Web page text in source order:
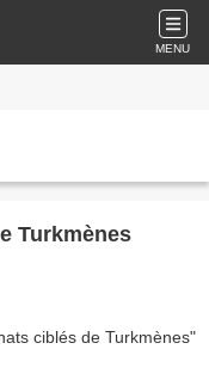
MENU
Turkmènes